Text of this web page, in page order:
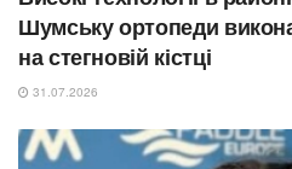
Шумську ортопеди
на стегновій кістці
31.07.2026